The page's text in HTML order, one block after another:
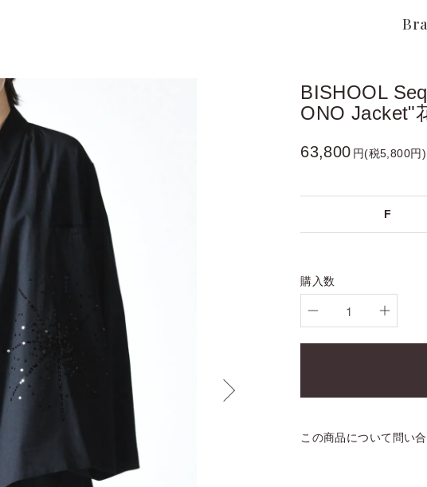
BISHOOL
ONO Jacket"
63,800 円(税5,800円)
F
購入数
この商品について問い